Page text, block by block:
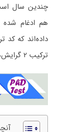
چندین سال
هم ادغام
ترکیب ۲ گرایش‌های ریاضی کاربردی می‌باشند.